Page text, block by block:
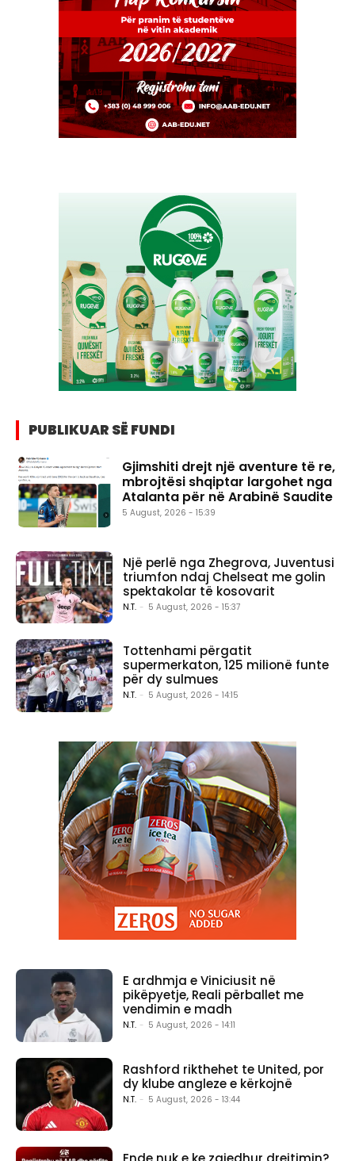
PUBLIKUAR SË FUNDI
Gjimshiti drejt një aventure të re,
mbrojtësi shqiptar largohet nga
Atalanta për në Arabinë Saudite
5 August, 2026 - 15:39
Një perlë nga Zhegrova, Juventusi
triumfon ndaj Chelseat me golin
spektakolar të kosovarit
N.T. - 5 August, 2026 - 15:37
Tottenhami përgatit
supermerkaton, 125 milionë funte
për dy sulmues
N.T. - 5 August, 2026 - 14:15
E ardhmja e Viniciusit në
pikëpyetje, Reali përballet me
vendimin e madh
N.T. - 5 August, 2026 - 14:11
Rashford rikthehet te United, por
dy klube angleze e kërkojnë
N.T. - 5 August, 2026 - 13:44